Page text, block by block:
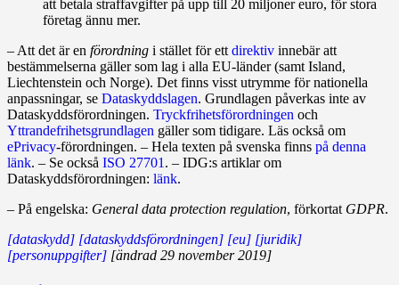
att betala straffavgifter på upp till 20 miljoner euro, för stora
företag ännu mer.
– Att det är en förordning i stället för ett direktiv innebär att
bestämmelserna gäller som lag i alla EU‑länder (samt Island,
Liechtenstein och Norge). Det finns visst utrymme för nationella
anpassningar, se Dataskyddslagen. Grundlagen påverkas inte av
Dataskyddsförordningen. Tryckfrihetsförordningen och
Yttrandefrihetsgrund­lagen gäller som tidigare. Läs också om
ePrivacy-förordningen. – Hela texten på svenska finns på denna
länk. – Se också ISO 27701 . – IDG:s artiklar om
Dataskyddsförordningen: länk.
– På engelska: General data protection regulation, förkortat GDPR.
[dataskydd] [dataskyddsförordningen] [eu] [juridik]
[personuppgifter] [ändrad 29 november 2019]